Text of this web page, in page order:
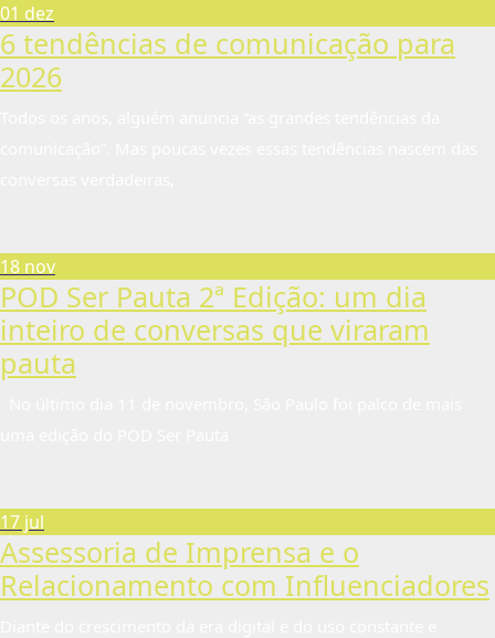
01 dez
6 tendências de comunicação para
2026
18 nov
POD Ser Pauta 2ª Edição: um dia
inteiro de conversas que viraram
pauta
17 jul
Assessoria de Imprensa e o
Relacionamento com Influenciadores